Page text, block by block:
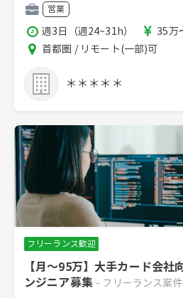
職
種
営業
稼
働
時
間
週3日（週24~31h）
報
酬
35万
エ
ア
首都圏 / リモート(一部)可
＊＊＊＊＊
フリーランス歓迎
【月～95万】大手カード会
ンジニア募集 - フリーランス案